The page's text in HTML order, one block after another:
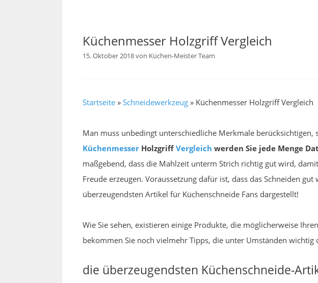
Küchenmesser Holzgriff Vergleich
15. Oktober 2018von Küchen-Meister Team
Startseite » Schneidewerkzeug » Küchenmesser Holzgriff Vergleich
Man muss unbedingt unterschiedliche Merkmale
Küchenmesser HolzgriffVergleich werden Sie jede Menge
maßgebend, dass die Mahlzeit unterm Strich richtig gut wird,
Freude erzeugen. Voraussetzung dafür ist, dass das Schneiden
überzeugendsten Artikel für Küchenschneide Fans dargestellt!
Wie Sie sehen, existieren einige Produkte, die möglicherweise
bekommen Sie noch vielmehr Tipps, die unter Umständen wichtig
die überzeugendsten Küchenschneide-